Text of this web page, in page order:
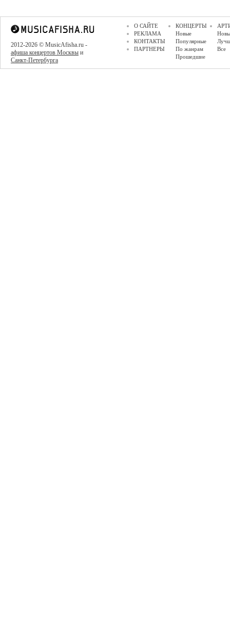
2012-2026 © MusicAfisha.ru -
афиша концертов Москвы и
Санкт-Петербурга
О САЙТЕ
РЕКЛАМА
КОНТАКТЫ
ПАРТНЕРЫ
КОНЦЕРТЫ
Новые
Популярные
По жанрам
Прошедшие
Все